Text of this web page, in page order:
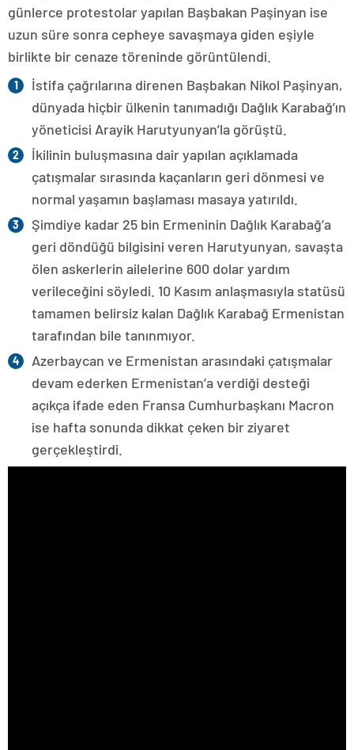
günlerce protestolar yapılan Başbakan Paşinyan ise
uzun süre sonra cepheye savaşmaya giden eşiyle
birlikte bir cenaze töreninde görüntülendi.
İstifa çağrılarına direnen Başbakan Nikol Paşinyan,
dünyada hiçbir ülkenin tanımadığı Dağlık Karabağ’ın
yöneticisi Arayik Harutyunyan’la görüştü.
İkilinin buluşmasına dair yapılan açıklamada
çatışmalar sırasında kaçanların geri dönmesi ve
normal yaşamın başlaması masaya yatırıldı.
Şimdiye kadar 25 bin Ermeninin Dağlık Karabağ’a
geri döndüğü bilgisini veren Harutyunyan, savaşta
ölen askerlerin ailelerine 600 dolar yardım
verileceğini söyledi. 10 Kasım anlaşmasıyla statüsü
tamamen belirsiz kalan Dağlık Karabağ Ermenistan
tarafından bile tanınmıyor.
Azerbaycan ve Ermenistan arasındaki çatışmalar
devam ederken Ermenistan’a verdiği desteği
açıkça ifade eden Fransa Cumhurbaşkanı Macron
ise hafta sonunda dikkat çeken bir ziyaret
gerçekleştirdi.